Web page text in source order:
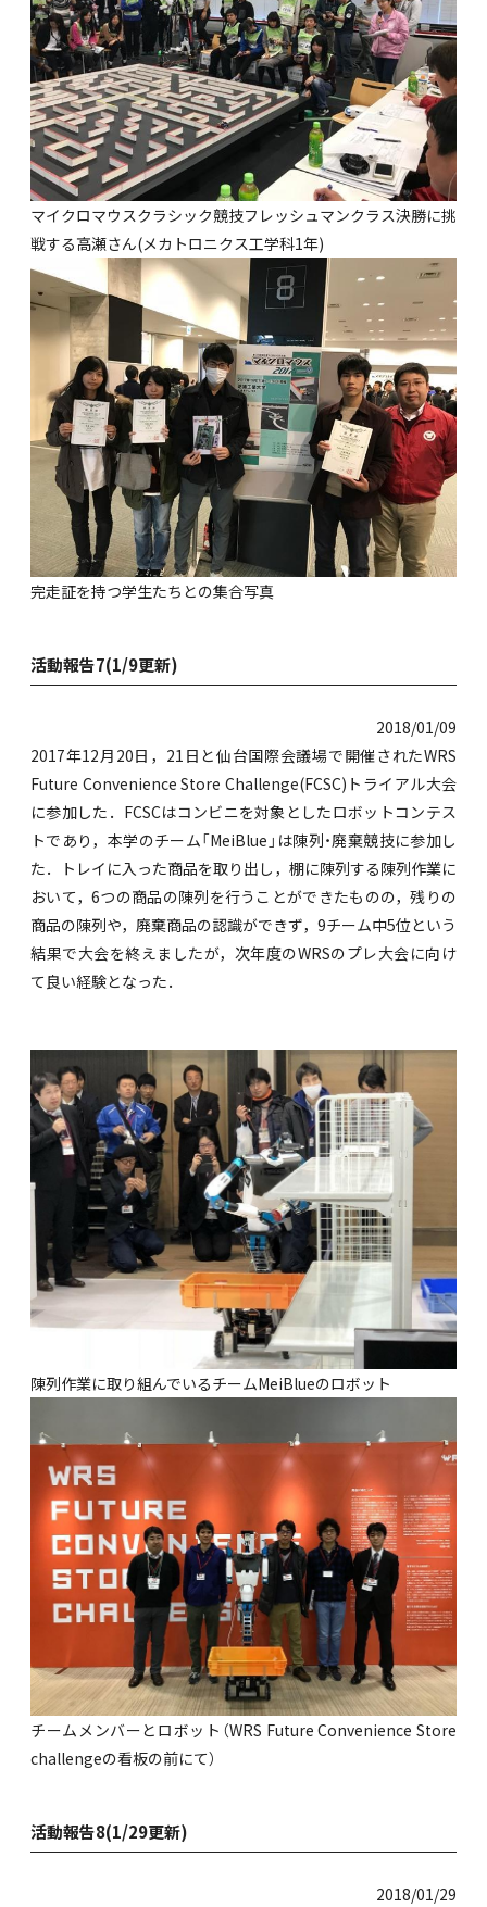
マイクロマウスクラシック競技フレッシュマンクラス決勝に挑
戦する高瀬さん(メカトロニクス工学科1年)
完走証を持つ学生たちとの集合写真
活動報告7(1/9更新)
2018/01/09
2017年12月20日，21日と仙台国際会議場で開催されたWRS
Future Convenience Store Challenge(FCSC)トライアル大会
に参加した．FCSCはコンビニを対象としたロボットコンテス
トであり，本学のチーム「MeiBlue」は陳列・廃棄競技に参加し
た．トレイに入った商品を取り出し，棚に陳列する陳列作業に
おいて，6つの商品の陳列を行うことができたものの，残りの
商品の陳列や，廃棄商品の認識ができず，9チーム中5位という
結果で大会を終えましたが，次年度のWRSのプレ大会に向け
て良い経験となった．
陳列作業に取り組んでいるチームMeiBlueのロボット
チームメンバーとロボット（WRS Future Convenience Store
challengeの看板の前にて）
活動報告8(1/29更新)
2018/01/29